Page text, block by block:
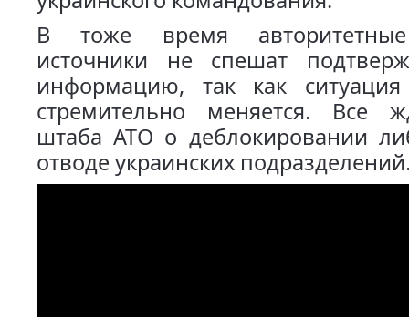
В тоже время авторитетные
источники не спешат
информацию, так как
стремительно меняется. Все
штаба АТО о деблокировании
отводе украинских